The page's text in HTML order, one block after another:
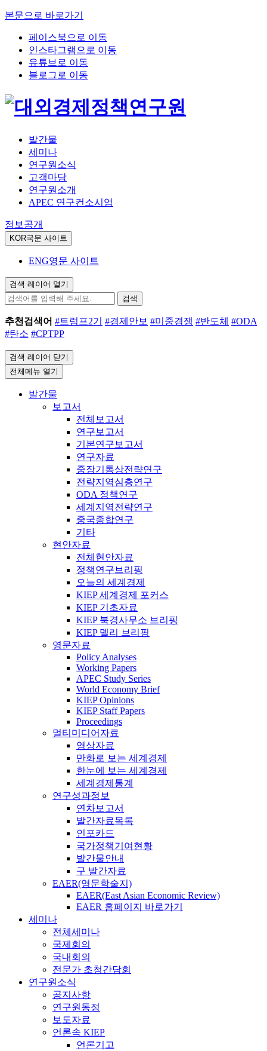
본문으로 바로가기
페이스북으로 이동
인스타그램으로 이동
유튜브로 이동
블로그로 이동
발간물
세미나
연구원소식
고객마당
연구원소개
APEC 연구컨소시엄
정보공개
KOR국문 사이트
ENG영문 사이트
검색 레이어 열기
검색
추천검색어 #트럼프2기 #경제안보 #미중경쟁 #반도체 #ODA
#탄소 #CPTPP
검색 레이어 닫기
전체메뉴 열기
발간물
보고서
전체보고서
연구보고서
기본연구보고서
연구자료
중장기통상전략연구
전략지역심층연구
ODA 정책연구
세계지역전략연구
중국종합연구
기타
현안자료
전체현안자료
정책연구브리핑
오늘의 세계경제
KIEP 세계경제 포커스
KIEP 기초자료
KIEP 북경사무소 브리핑
KIEP 델리 브리핑
영문자료
Policy Analyses
Working Papers
APEC Study Series
World Economy Brief
KIEP Opinions
KIEP Staff Papers
Proceedings
멀티미디어자료
영상자료
만화로 보는 세계경제
한눈에 보는 세계경제
세계경제통계
연구성과정보
연차보고서
발간자료목록
인포카드
국가정책기여현황
발간물안내
구 발간자료
EAER(영문학술지)
EAER(East Asian Economic Review)
EAER 홈페이지 바로가기
세미나
전체세미나
국제회의
국내회의
전문가 초청간담회
연구원소식
공지사항
연구원동정
보도자료
언론속 KIEP
언론기고